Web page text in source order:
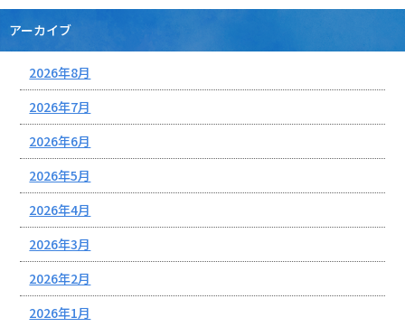
アーカイブ
2026年8月
2026年7月
2026年6月
2026年5月
2026年4月
2026年3月
2026年2月
2026年1月